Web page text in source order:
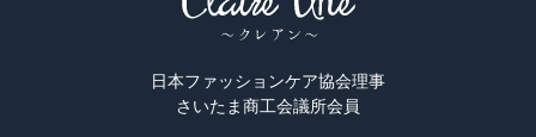
日本ファッションケア協会理事
さいたま商工会議所会員